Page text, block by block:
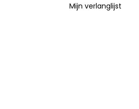
Mijn verlanglijst